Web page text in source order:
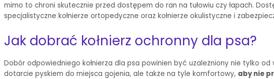
mimo to chroni skutecznie przed dostępem do ran na tułowiu czy łapach.
specjalistyczne kołnierze ortopedyczne oraz kołnierze okulistyczne i
Jak dobrać kołnierz ochronny dla psa?
Dobór odpowiedniego kołnierza dla psa powinien być uzależniony nie tylko od
dotarcie pyskiem do miejsca gojenia, ale także na tyle komfortowy, aby nie